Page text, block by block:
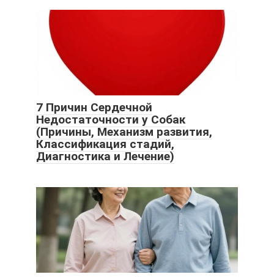
7 Причин Сердечной
Недостаточности у Собак
(Причины, Механизм развития,
Классификация стадий,
Диагностика и Лечение)